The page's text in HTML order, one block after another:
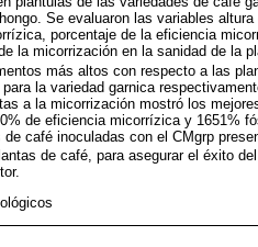
Se evaluaron las variables altura
porcentaje de la eficiencia
la micorrización en la sanidad de la
más altos con respecto a las
la variedad garnica
a la micorrización mostró los
de eficiencia micorrízica y 1651%
café inoculadas con el CMgrp
de café, para asegurar el éxito